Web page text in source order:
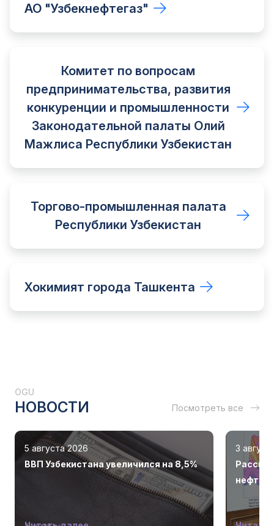
АО "Узбекнефтегаз"
Комитет по вопросам
предпринимательства, развития
конкуренции и промышленности
Законодательной палаты Олий
Мажлиса Республики Узбекистан
Торгово-промышленная палата
Республики Узбекистан
Хокимият города Ташкента
OGU
НОВОСТИ Посмотреть все
5 августа 2026
ВВП Узбекистана увеличился на 8,5%
3